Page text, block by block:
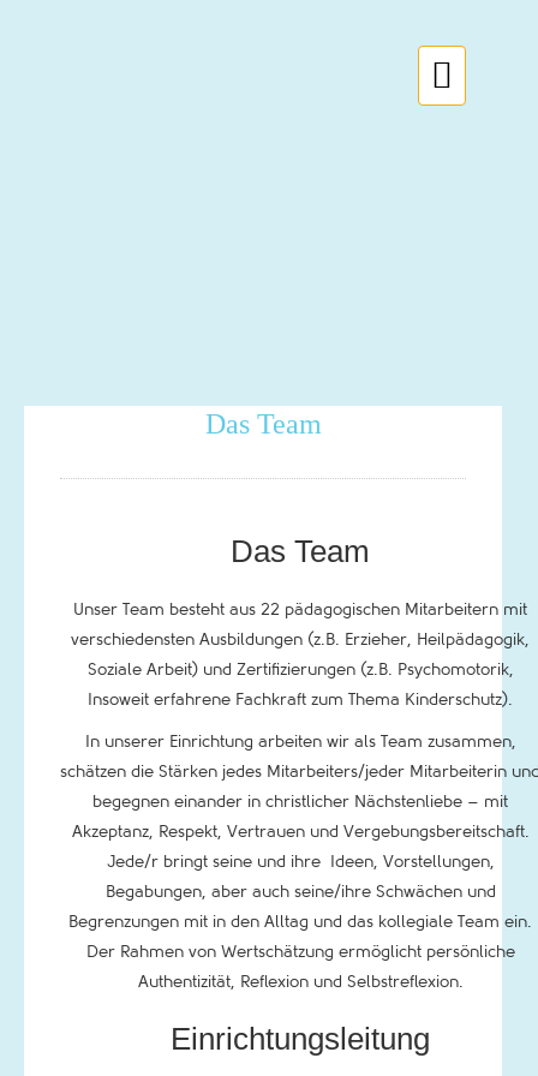

Das Team
Das Team
Unser Team besteht aus 22 pädagogischen Mitarbeitern mit
verschiedensten Ausbildungen (z.B. Erzieher, Heilpädagogik,
Soziale Arbeit) und Zertifizierungen (z.B. Psychomotorik,
Insoweit erfahrene Fachkraft zum Thema Kinderschutz).
In unserer Einrichtung arbeiten wir als Team zusammen,
schätzen die Stärken jedes Mitarbeiters/jeder Mitarbeiterin
begegnen einander in christlicher Nächstenliebe – mit
Akzeptanz, Respekt, Vertrauen und Vergebungsbereitschaft.
Jede/r bringt seine und ihre Ideen, Vorstellungen,
Begabungen, aber auch seine/ihre Schwächen und
Begrenzungen mit in den Alltag und das kollegiale Team ein.
Der Rahmen von Wertschätzung ermöglicht persönliche
Authentizität, Reflexion und Selbstreflexion.
Einrichtungsleitung